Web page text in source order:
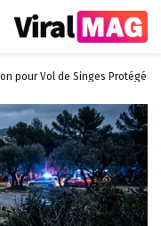
pour Vol de Singes Protégés